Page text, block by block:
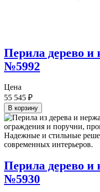
Перила дерево
№5992
Цена
55 545 ₽
В корзину
Перила дерево
№5930